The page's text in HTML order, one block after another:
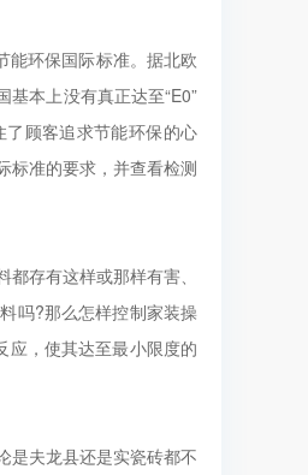
能环保国际标准。据北欧
基本上没有真正达至“E0”
了顾客追求节能环保的心
标准的要求，并查看检测
存有这样或那样有害、
吗?那么怎样控制家装操
应，使其达至最小限度的
是夫龙县还是实瓷砖都不